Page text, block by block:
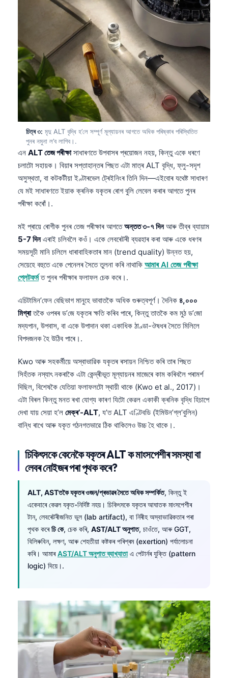
চিত্ৰ ৩: মৃদু ALT বৃদ্ধি হ’লে সম্পূৰ্ণ মূল্যায়নৰ আগতে অধিক পৰিষ্কাৰ পৰিস্থিতিত
পুনৰ নমুনা ল’ব লাগিব।.
এন ALT তেজ পৰীক্ষাসাধাৰণতে উপবাসৰ প্ৰয়োজন নহয়, কিন্তু একে ধৰণে
চলাটো সহায়ক। বিয়াৰ সপ্তাহান্তৰ পিছত এটা মাত্ৰ ALT বৃদ্ধি, ফ্লু-সদৃশ
অসুস্থতা, বা কটকটীয়া ইণ্টাৰভেল ট্ৰেইনিংৰ তিনি দিন—এইবোৰ যথেষ্ট সাধাৰণ
যে মই সাধাৰণতে ইয়াক ক্ৰনিক যকৃতৰ ৰোগ বুলি লেবেল কৰাৰ আগতে পুনৰ
পৰীক্ষা কৰোঁ।.
মই প্ৰায়ে ৰোগীক পুনৰ তেজ পৰীক্ষাৰ আগতেঅন্তত ৩-৭ দিনআৰু তীব্ৰ ব্যায়াম
5-7 দিনএৰাই চলিবলৈ কওঁ। একে লেবৰেটৰী ব্যৱহাৰ কৰা আৰু একে ধৰণৰ
সময়সূচী মানি চলিলে ধাৰাবাহিকতাৰ মান (trend quality) উন্নত হয়,
সেয়েহে বহুতে একে পেনেলৰ সৈতে তুলনা কৰি নাথাকি আমাৰ AI তেজ পৰীক্ষা
প্লেটফৰ্মত পুনৰ পৰীক্ষাৰ ফলাফল চেক কৰে।.
এচিটামিন’ফেন বেছিভাগ মানুহে ভাবাতকৈ অধিক গুৰুত্বপূৰ্ণ। দৈনিক ৪,০০০
মিগ্ৰাতকৈ ওপৰৰ ড’জে যকৃতৰ ক্ষতি কৰিব পাৰে, কিন্তু তাতকৈ কম মুঠ ড’জো
মদ্যপান, উপবাস, বা একে উপাদান থকা একাধিক ঠাণ্ডা-ঔষধৰ সৈতে মিলিলে
বিপদজনক হৈ উঠিব পাৰে।.
Kwo আৰু সহকৰ্মীয়ে অস্বাভাৱিক যকৃতৰ ৰসায়ন নিশ্চিত কৰি তাৰ পিছত
সিহঁতক নস্যাৎ নকৰাকৈ এটা কেন্দ্ৰীভূত মূল্যায়নৰ মাজেৰে কাম কৰিবলৈ পৰামৰ্শ
দিছিল, বিশেষকৈ যেতিয়া ফলাফলটো স্থায়ী থাকে (Kwo et al., 2017)।
এটা বিৰল কিন্তু মনত ৰখা যোগ্য কাৰণ যিটো কেৱল একাকী ক্ৰনিক বৃদ্ধি হিচাপে
দেখা যায় সেয়া হ’ল মেক্ৰ’-ALT, য’ত ALT এণ্টিবডি (ইমিউন’গ্ল’বুলিন)
বান্ধি ৰাখে আৰু যকৃত গঠনগতভাৱে ঠিক থাকিলেও উচ্চ হৈ থাকে।.
চিকিৎসকে কেনেকৈ যকৃতৰ ALT ক মাংসপেশীৰ সমস্যা বা
লেবৰ নোইজৰ পৰা পৃথক কৰে?
ALT, ASTতকৈ যকৃতৰ ওজন/প্ৰভাৱৰ সৈতে অধিক সম্পৰ্কিত, কিন্তু ই
একেবাৰে কেৱল যকৃত-নিৰ্দিষ্ট নহয়। চিকিৎসকে যকৃতৰ আঘাতক মাংসপেশীৰ
টান, লেবৰেটৰীজনিত ভুল (lab artifact), বা নিৰীহ অস্বাভাৱিকতাৰ পৰা
পৃথক কৰেচি কে, চেক কৰি, AST/ALT অনুপাত, চাওঁতে, আৰু GGT,
বিলিৰুবিন, লক্ষণ, আৰু শেহতীয়া কষ্টকৰ পৰিশ্ৰম (exertion) পৰ্যালোচনা
কৰি। আমাৰAST/ALT অনুপাত ব্যাখ্যাতাএ পেটাৰ্নৰ যুক্তি (pattern
logic) দিয়ে।.